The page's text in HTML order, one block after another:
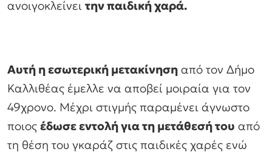
ανοιγοκλείνει την παιδική χαρά.
Αυτή η εσωτερική μετακίνηση από τον Δήμο
Καλλιθέας έμελλε να αποβεί μοιραία για τον
49χρονο. Μέχρι στιγμής παραμένει άγνωστο
ποιος έδωσε εντολή για τη μετάθεσή του από
τη θέση του γκαράζ στις παιδικές χαρές ενώ